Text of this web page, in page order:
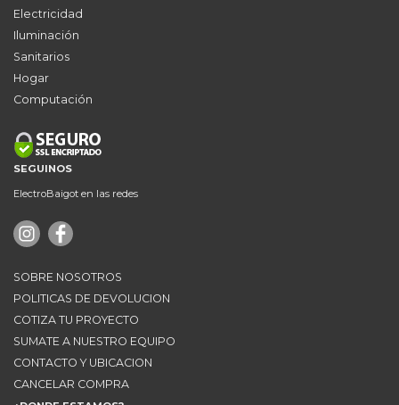
Electricidad
Iluminación
Sanitarios
Hogar
Computación
SEGUINOS
ElectroBaigot en las redes
SOBRE NOSOTROS
POLITICAS DE DEVOLUCION
COTIZA TU PROYECTO
SUMATE A NUESTRO EQUIPO
CONTACTO Y UBICACION
CANCELAR COMPRA